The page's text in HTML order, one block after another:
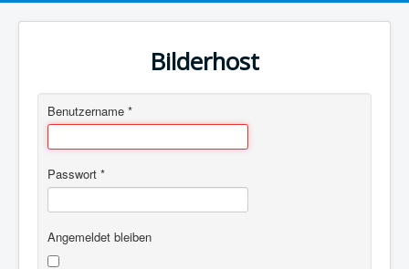
Bilderhost
Benutzername *
Passwort *
Angemeldet bleiben